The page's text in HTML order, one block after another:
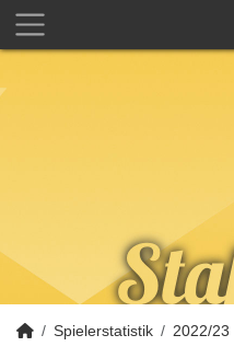
Spielerstatistik 2022/23